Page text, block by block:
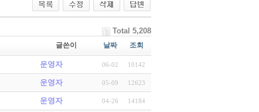
Total 5,208
글쓴이 날짜 조회
운영자 06-02 10142
운영자 05-09 12623
운영자 04-26 14184